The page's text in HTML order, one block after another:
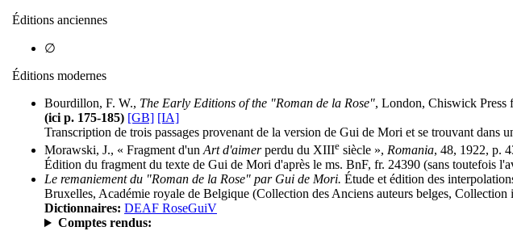
Éditions anciennes
∅
Éditions modernes
Bourdillon, F. W., The Early Editions of the "Roman de la Rose", London, Chiswick
(ici p. 175-185) [GB] [IA]
Transcription de trois passages provenant de la version de Gui de Mori et se trouvant dans
Morawski, J., « Fragment d'un Art d'aimerperdu du XIIIe siècle », Romania, 48, 1922, p.
Édition du fragment du texte de Gui de Mori d'après le ms. BnF, fr. 24390 (sans toutefois
Le remaniement du "Roman de la Rose" par Gui de Mori. Étude et édition des
Bruxelles, Académie royale de Belgique (Collection des Anciens auteurs belges,
Dictionnaires: DEAF RoseGuiV
Comptes rendus: